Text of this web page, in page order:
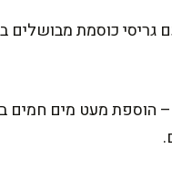
גריסי כוסמת מבושלים
הוספת מעט מים חמים